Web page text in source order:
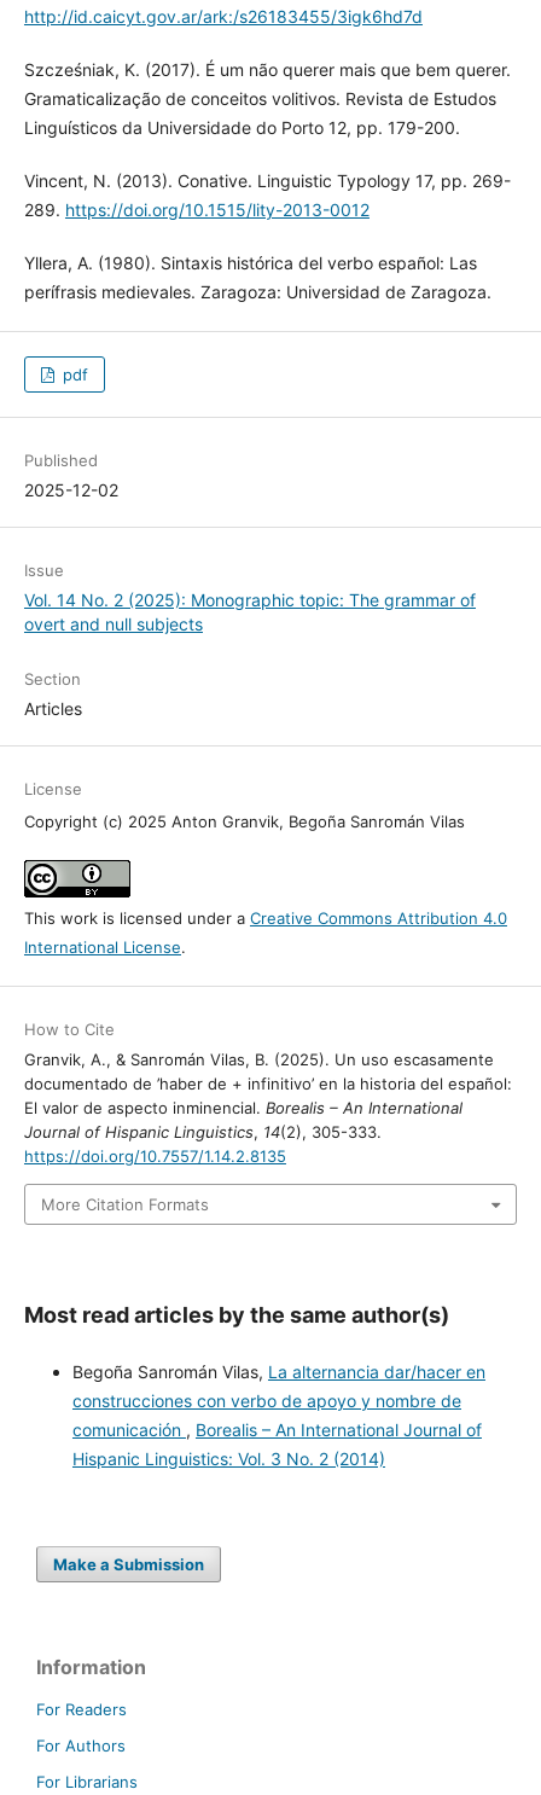
http://id.caicyt.gov.ar/ark:/s26183455/3igk6hd7d
Szcześniak, K. (2017). É um não querer mais que bem querer.
Gramaticalização de conceitos volitivos. Revista de Estudos
Linguísticos da Universidade do Porto 12, pp. 179-200.
Vincent, N. (2013). Conative. Linguistic Typology 17, pp. 269-
289. https://doi.org/10.1515/lity-2013-0012
Yllera, A. (1980). Sintaxis histórica del verbo español: Las
perífrasis medievales. Zaragoza: Universidad de Zaragoza.
pdf
Published
2025-12-02
Issue
Vol. 14 No. 2 (2025): Monographic topic: The grammar of
overt and null subjects
Section
Articles
License
Copyright (c) 2025 Anton Granvik, Begoña Sanromán Vilas
This work is licensed under a Creative Commons Attribution 4.0
International License.
How to Cite
Granvik, A., & Sanromán Vilas, B. (2025). Un uso escasamente
documentado de ’haber de + infinitivo’ en la historia del español:
El valor de aspecto inminencial. Borealis – An International
Journal of Hispanic Linguistics, 14(2), 305-333.
https://doi.org/10.7557/1.14.2.8135
More Citation Formats
Most read articles by the same author(s)
Begoña Sanromán Vilas, La alternancia dar/hacer en
construcciones con verbo de apoyo y nombre de
comunicación , Borealis – An International Journal of
Hispanic Linguistics: Vol. 3 No. 2 (2014)
Make a Submission
Information
For Readers
For Authors
For Librarians